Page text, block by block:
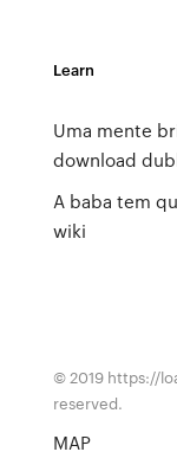
Learn
Uma mente
download
A baba tem
wiki
© 2019 https://
reserved.
MAP